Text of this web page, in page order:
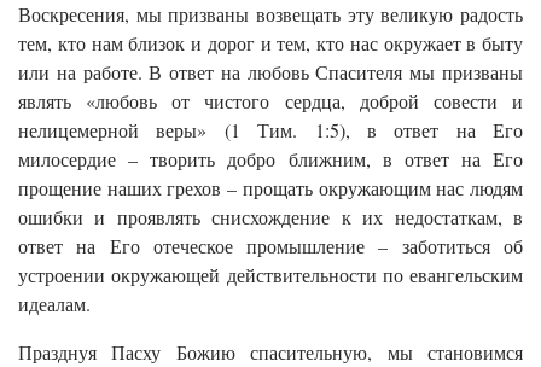
Воскресения, мы призваны возвещать эту великую радость
тем, кто нам близок и дорог и тем, кто нас окружает в быту
или на работе. В ответ на любовь Спасителя мы призваны
являть «любовь от чистого сердца, доброй совести и
нелицемерной веры» (1 Тим. 1:5), в ответ на Его
милосердие – творить добро ближним, в ответ на Его
прощение наших грехов – прощать окружающим нас людям
ошибки и проявлять снисхождение к их недостаткам, в
ответ на Его отеческое промышление – заботиться об
устроении окружающей действительности по евангельским
идеалам.
Празднуя Пасху Божию спасительную, мы становимся